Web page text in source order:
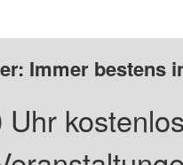
Immer bestens